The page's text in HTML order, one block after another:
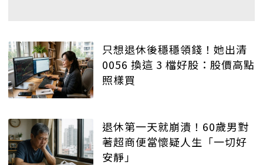
只想退休後穩穩領錢！她出清
0056 換這 3 檔好股：股價高點
照樣買
退休第一天就崩潰！60歲男對
著超商便當懷疑人生「一切好
安靜」